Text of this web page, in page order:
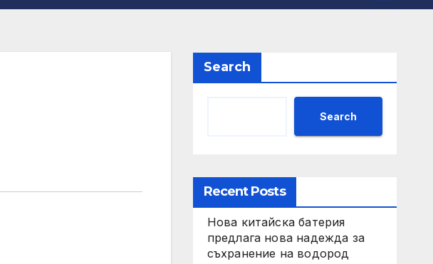
Search
Search
Recent Posts
Нова китайска батерия
предлага нова надежда за
съхранение на водород